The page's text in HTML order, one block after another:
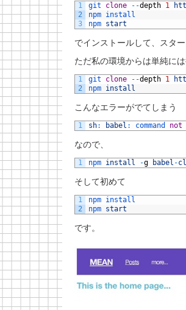
1
2
3
git clone --depth 1
npm install
npm start
でインストールして、スタ
ただ私の環境からは単純には
1
2
git clone --depth 1
npm install
こんなエラーがでてしまう
1 sh: babel : command not
なので、
1 npm install -g babel -
そして初めて
1
2
npm install
npm start
です。